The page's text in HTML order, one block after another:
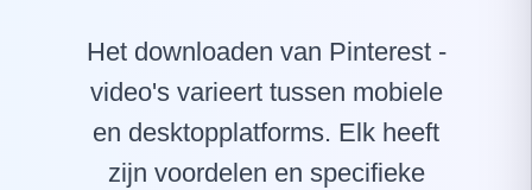
Het downloaden van Pinterest -
video's varieert tussen mobiele
en desktopplatforms. Elk heeft
zijn voordelen en specifieke